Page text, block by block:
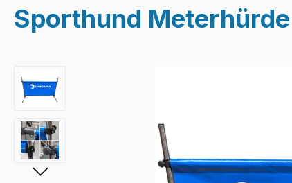
Sporthund Meterhürde
Bildergalerie überspringen